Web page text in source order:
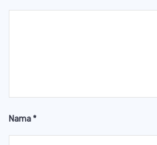
Nama*